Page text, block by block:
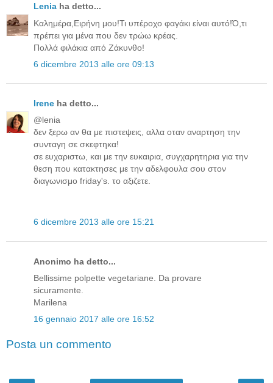
Lenia ha detto...
Καλημέρα,Ειρήνη μου!Τι υπέροχο φαγάκι είναι αυτό!Ό,τι
πρέπει για μένα που δεν τρώω κρέας.
Πολλά φιλάκια από Ζάκυνθο!
6 dicembre 2013 alle ore 09:13
Irene ha detto...
@lenia
δεν ξερω αν θα με πιστεψεις, αλλα οταν αναρτηση την
συνταγη σε σκεφτηκα!
σε ευχαριστω, και με την ευκαιρια, συγχαρητηρια για την
θεση που κατακτησες με την αδελφουλα σου στον
διαγωνισμο friday's. το αξιζετε.
6 dicembre 2013 alle ore 15:21
Anonimo ha detto...
Bellissime polpette vegetariane. Da provare
sicuramente.
Marilena
16 gennaio 2017 alle ore 16:52
Posta un commento